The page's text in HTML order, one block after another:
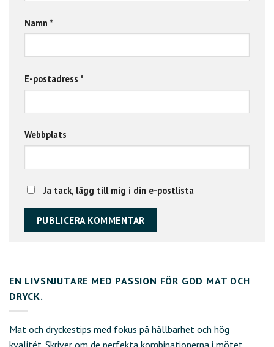
Namn *
E-postadress *
Webbplats
Ja tack, lägg till mig i din e-postlista
EN LIVSNJUTARE MED PASSION FÖR GOD MAT OCH
DRYCK.
Mat och dryckestips med fokus på hållbarhet och hög